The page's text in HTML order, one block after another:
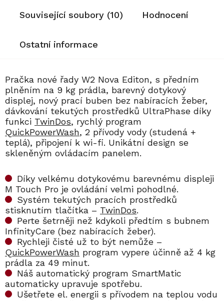
Související soubory (10) Hodnocení
Ostatní informace
Pračka nové řady W2 Nova Editon, s předním
plněním na 9 kg prádla, barevný dotykový
displej, nový prací buben bez nabíracích žeber,
dávkování tekutých prostředků UltraPhase díky
funkci TwinDos, rychlý program
QuickPowerWash, 2 přívody vody (studená +
teplá), připojení k wi-fi. Unikátní design se
skleněným ovládacím panelem.
Díky velkému dotykovému barevnému displeji
M Touch Pro je ovládání velmi pohodlné.
Systém tekutých pracích prostředků
stisknutím tlačítka – TwinDos.
Perte šetrněji než kdykoli předtím s bubnem
InfinityCare (bez nabíracích žeber).
Rychleji čisté už to být nemůže –
QuickPowerWash program vypere účinně až 4 kg
prádla za 49 minut.
Náš automatický program SmartMatic
automaticky upravuje spotřebu.
Ušetřete el. energii s přívodem na teplou vodu